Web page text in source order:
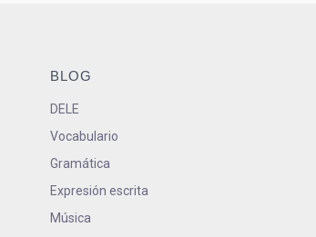
BLOG
DELE
Vocabulario
Gramática
Expresión escrita
Música